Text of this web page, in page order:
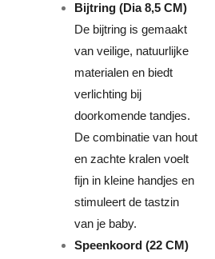
Bijtring (Dia 8,5 CM)
De bijtring is gemaakt
van veilige, natuurlijke
materialen en biedt
verlichting bij
doorkomende tandjes.
De combinatie van hout
en zachte kralen voelt
fijn in kleine handjes en
stimuleert de tastzin
van je baby.
Speenkoord (22 CM)